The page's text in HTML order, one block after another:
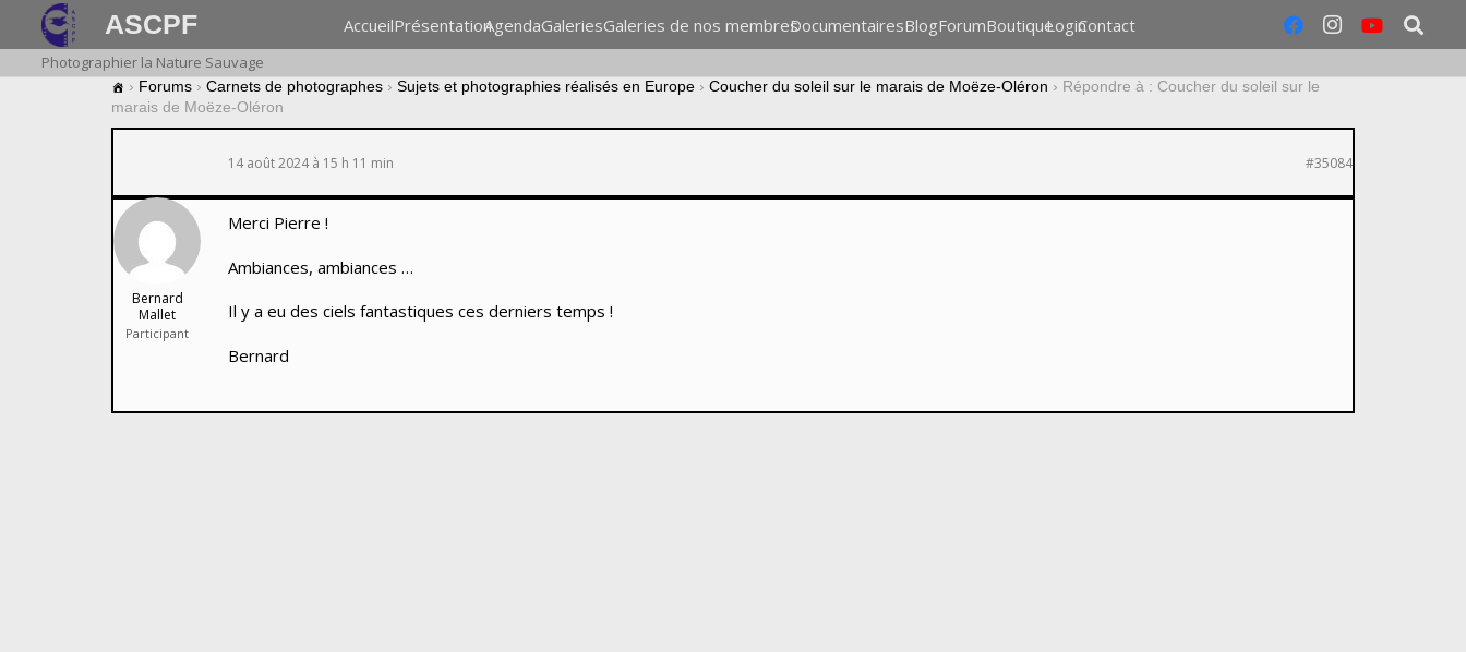
ASCPF AccueilPrésentationAgendaGaleriesGaleries de nos membresDocumentairesBlogForumBoutiqueLoginContact
Photographier la Nature Sauvage
› Forums › Carnets de photographes › Sujets et photographies réalisés en Europe › Coucher du soleil sur le marais de Moëze-Oléron › Répondre à : Coucher du soleil sur le
marais de Moëze-Oléron
14 août 2024 à 15 h 11 min #35084
Bernard
Mallet
Participant
Merci Pierre !
Ambiances, ambiances …
Il y a eu des ciels fantastiques ces derniers temps !
Bernard